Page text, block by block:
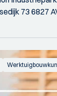
73 6827